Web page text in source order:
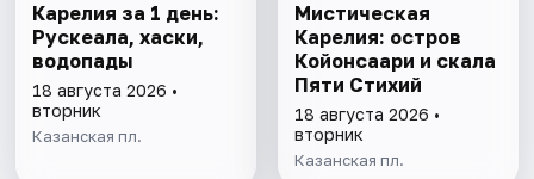
Карелия за 1 день:
Рускеала, хаски,
водопады
18 августа 2026 •
вторник
Казанская пл.
Мистическая
Карелия: остров
Койонсаари и скала
Пяти Стихий
18 августа 2026 •
вторник
Казанская пл.